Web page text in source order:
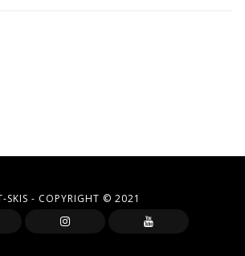
SKIS - COPYRIGHT © 2021